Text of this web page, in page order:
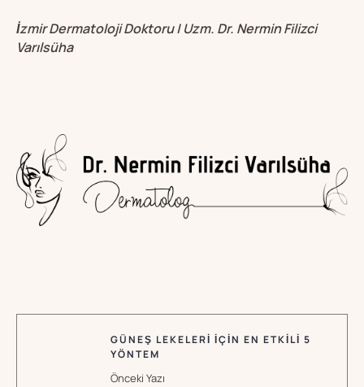
İzmir Dermatoloji Doktoru | Uzm. Dr. Nermin Filizci
Varılsüha
GÜNEŞ LEKELERI İÇIN EN ETKILI 5
YÖNTEM
Önceki Yazı